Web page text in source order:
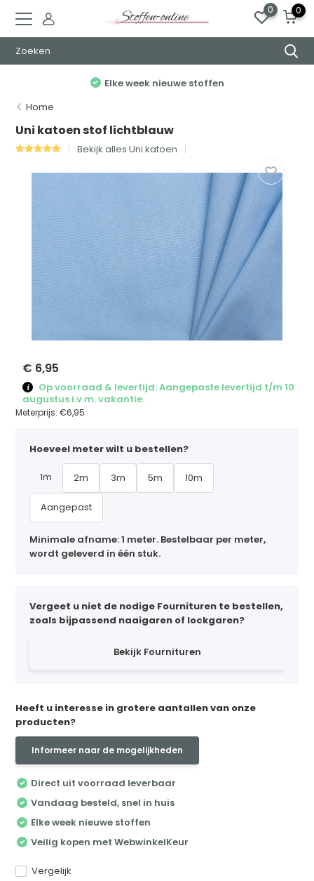
0 0
Elke week nieuwe stoffen
Home
Uni katoen stof lichtblauw
Bekijk alles Uni katoen
€ 6,95
Op voorraad & levertijd: Aangepaste levertijd t/m 10
augustus i.v.m. vakantie.
Meterprijs:€6,95
Hoeveel meter wilt u bestellen?
1m 2m 3m 5m 10m
Aangepast
Minimale afname: 1 meter. Bestelbaar per meter,
wordt geleverd in één stuk.
Vergeet u niet de nodige Fournituren te bestellen,
zoals bijpassend naaigaren of lockgaren?
Bekijk Fournituren
Heeft u interesse in grotere aantallen van onze
producten?
Informeer naar de mogelijkheden
Direct uit voorraad leverbaar
Vandaag besteld, snel in huis
Elke week nieuwe stoffen
Veilig kopen met WebwinkelKeur
Vergelijk